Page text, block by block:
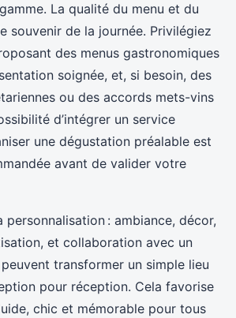
La qualité du menu et du
souvenir de la journée. Privilégiez
des menus gastronomiques
soignée, et, si besoin, des
ou des accords mets-vins
d’intégrer un service
une dégustation préalable est
avant de valider votre
personnalisation : ambiance, décor,
et collaboration avec un
transformer un simple lieu
pour réception. Cela favorise
chic et mémorable pour tous